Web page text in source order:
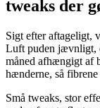
tweaks der
Sigt efter aftageligt,
Luft puden jævnligt,
måned afhængigt af
hænderne, så
Små tweaks, stor